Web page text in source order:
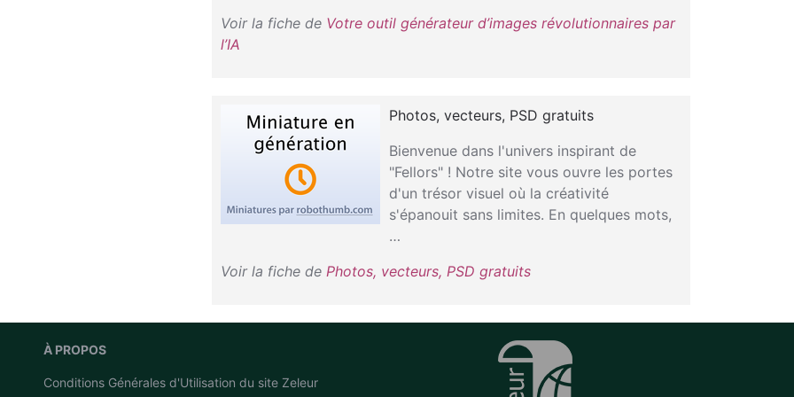
Voir la fiche de Votre outil générateur d’images révolutionnaires par
l’IA
Photos, vecteurs, PSD gratuits
Bienvenue dans l'univers inspirant de
"Fellors" ! Notre site vous ouvre les portes
d'un trésor visuel où la créativité
s'épanouit sans limites. En quelques mots,
…
Voir la fiche de Photos, vecteurs, PSD gratuits
À PROPOS
Conditions Générales d'Utilisation du site Zeleur